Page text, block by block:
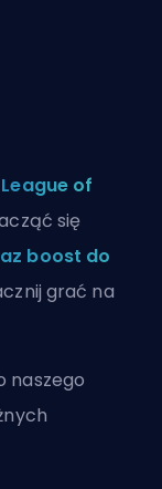
League of
się
boost do
grać na
naszego